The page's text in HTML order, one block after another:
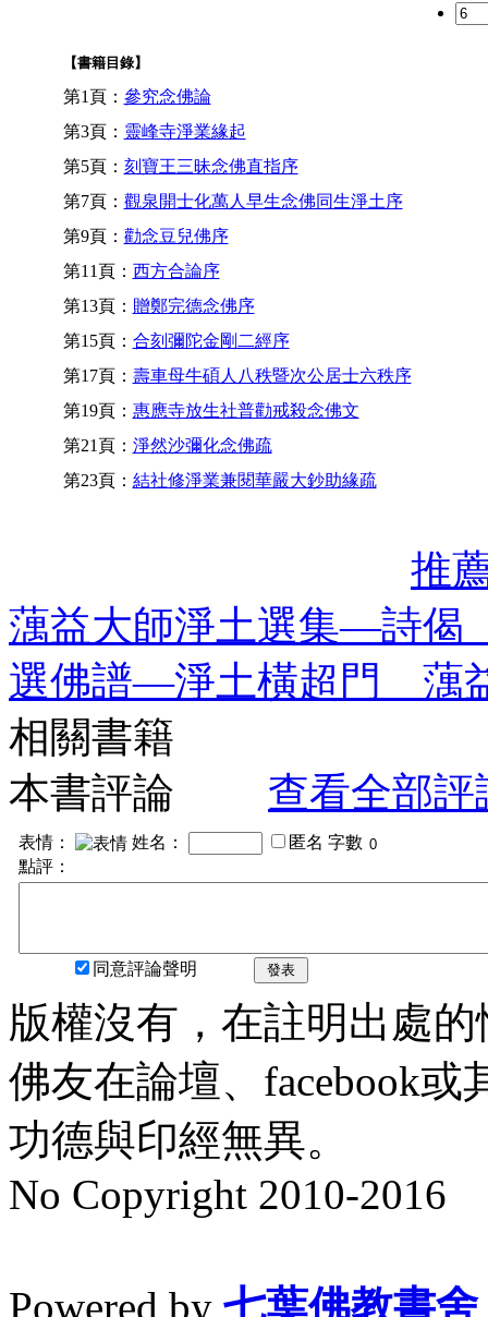
【書籍目錄】
第1頁： 參究念佛論
第3頁： 靈峰寺淨業緣起
第5頁： 刻寶王三昧念佛直指序
第7頁： 觀泉開士化萬人早生念佛同生淨土序
第9頁： 勸念豆兒佛序
第11頁： 西方合論序
第13頁： 贈鄭完德念佛序
第15頁： 合刻彌陀金剛二經序
第17頁： 壽車母牛碩人八秩暨次公居士六秩序
第19頁： 惠應寺放生社普勸戒殺念佛文
第21頁： 淨然沙彌化念佛疏
第23頁： 結社修淨業兼閱華嚴大鈔助緣疏
推
蕅益大師淨土選集—詩
選佛譜—淨土橫超門 蕅
相關書籍
本書評論
查看全部評
表情： 姓名： 匿名 字數
點評：
同意評論聲明 發表
版權沒有，在註明出處
佛友在論壇、facebook
功德與印經無異。
No Copyright 2010-2016
Powered by 七葉佛教書舍